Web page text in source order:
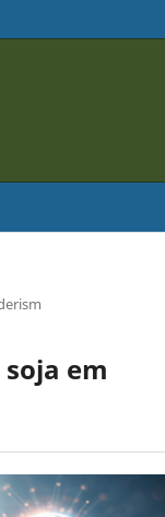
em